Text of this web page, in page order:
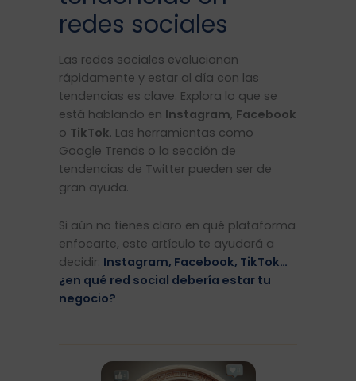
redes sociales
Las redes sociales evolucionan
rápidamente y estar al día con las
tendencias es clave. Explora lo que se
está hablando en Instagram, Facebook
o TikTok. Las herramientas como
Google Trends o la sección de
tendencias de Twitter pueden ser de
gran ayuda.
Si aún no tienes claro en qué plataforma
enfocarte, este artículo te ayudará a
decidir: Instagram, Facebook, TikTok…
¿en qué red social debería estar tu
negocio?